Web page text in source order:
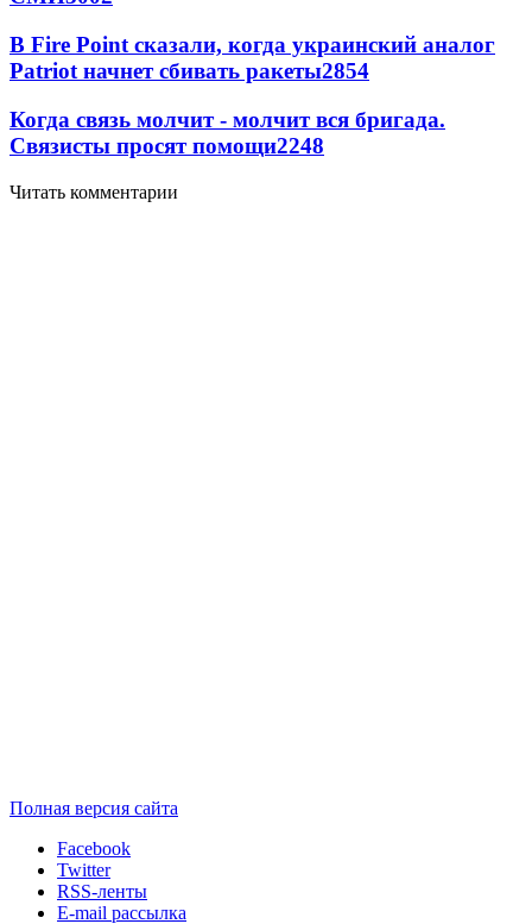
В Fire Point сказали, когда украинский аналог
Patriot начнет сбивать ракеты2854
Когда связь молчит - молчит вся бригада.
Связисты просят помощи2248
Читать комментарии
Полная версия сайта
Facebook
Twitter
RSS-ленты
E-mail рассылка